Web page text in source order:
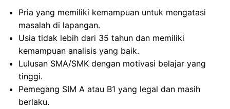
Pria yang memiliki kemampuan untuk mengatasi
masalah di lapangan.
Usia tidak lebih dari 35 tahun dan memiliki
kemampuan analisis yang baik.
Lulusan SMA/SMK dengan motivasi belajar yang
tinggi.
Pemegang SIM A atau B1 yang legal dan masih
berlaku.